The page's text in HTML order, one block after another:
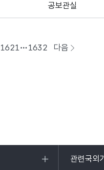
공보관실
1621 1632 다음
페이지로
관련국외
목록